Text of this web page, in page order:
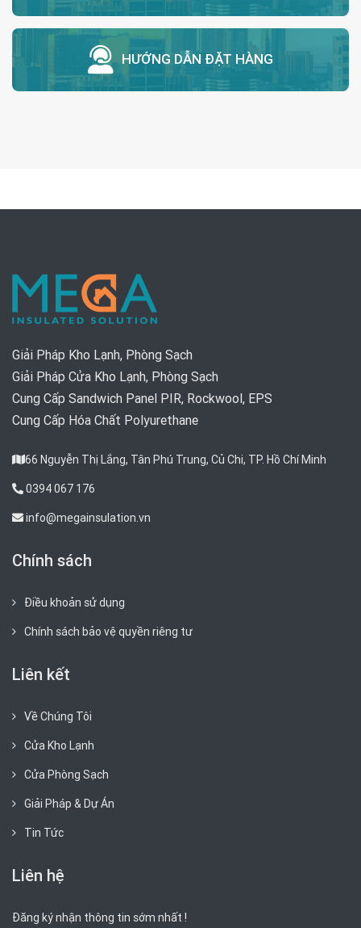
HƯỚNG DẪN ĐẶT HÀNG
Giải Pháp Kho Lạnh, Phòng Sạch
Giải Pháp Cửa Kho Lạnh, Phòng Sạch
Cung Cấp Sandwich Panel PIR, Rockwool, EPS
Cung Cấp Hóa Chất Polyurethane
66 Nguyễn Thị Lắng, Tân Phú Trung, Củ Chi, TP. Hồ Chí Minh
0394 067 176
info@megainsulation.vn
Chính sách
Điều khoản sử dụng
Chính sách bảo vệ quyền riêng tư
Liên kết
Về Chúng Tôi
Cửa Kho Lạnh
Cửa Phòng Sạch
Giải Pháp & Dự Án
Tin Tức
Liên hệ
Đăng ký nhận thông tin sớm nhất !